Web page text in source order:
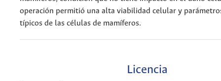
operación permitió una alta viabilidad celular y
típicos de las células de mamíferos.
Licencia